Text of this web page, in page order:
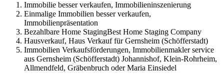
Immobilie besser verkaufen, Immobilieninszenierung
Einmalige Immobilien besser verkaufen,
Immobilienpräsentation
Bezahlbare Home StagingBest Home Staging Company
Hausverkauf, Haus Verkauf für Gernsheim (Schöfferstadt)
Immobilien Verkaufsförderungen, Immobilienmakler service
aus Gernsheim (Schöfferstadt) Johannishof, Klein-Rohrheim,
Allmendfeld, Gräbenbruch oder Maria Einsiedel